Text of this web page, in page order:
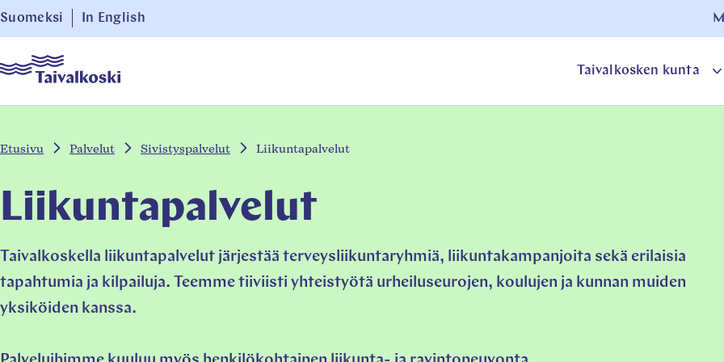
Siirry
sisältöön
Suomeksi In English
Taivalkoski Taivalkosken kunta
Etusivu Palvelut Sivistyspalvelut Liikuntapalvelut
Liikuntapalvelut
Taivalkoskella liikuntapalvelut järjestää terveysliikuntaryhmiä, liikuntakampanjoita sekä erilaisia
tapahtumia ja kilpailuja. Teemme tiiviisti yhteistyötä urheiluseurojen, koulujen ja kunnan muiden
yksiköiden kanssa.